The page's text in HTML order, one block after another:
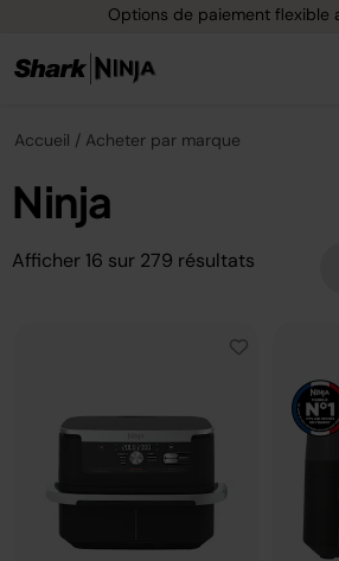
Options de paiement flexible
Accueil Acheter par marque
Ninja
Afficher 16 sur 279 résultats